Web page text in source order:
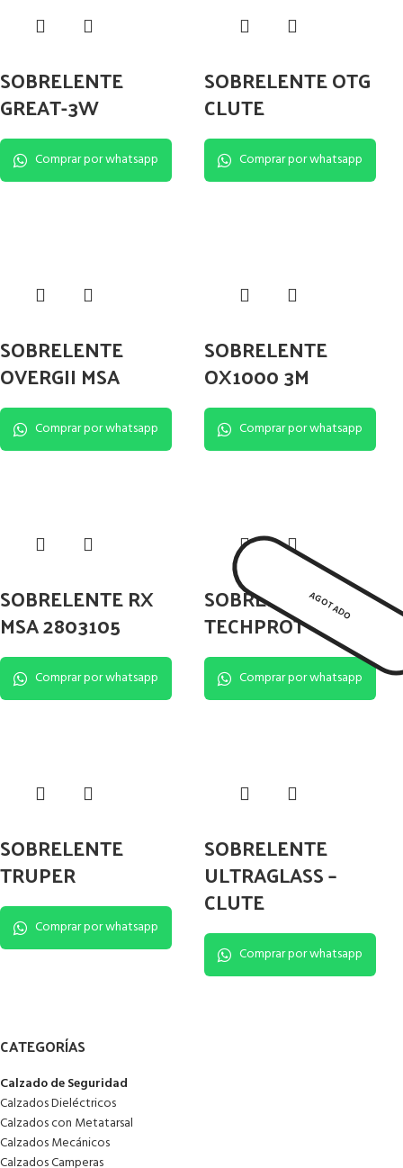
CATEGORÍAS
Calzado de Seguridad
Calzados Dieléctricos
Calzados con Metatarsal
Calzados Mecánicos
Calzados Camperas
SOBRELENTE
GREAT-3W
Comprar por whatsapp
SOBRELENTE OTG
CLUTE
Comprar por whatsapp
SOBRELENTE
OVERGII MSA
Comprar por whatsapp
SOBRELENTE
OX1000 3M
Comprar por whatsapp
SOBRELENTE RX
MSA 2803105
Comprar por whatsapp
AGOTADO
SOBRELENTE
TECHPROT
Comprar por whatsapp
SOBRELENTE
TRUPER
Comprar por whatsapp
SOBRELENTE
ULTRAGLASS –
CLUTE
Comprar por whatsapp